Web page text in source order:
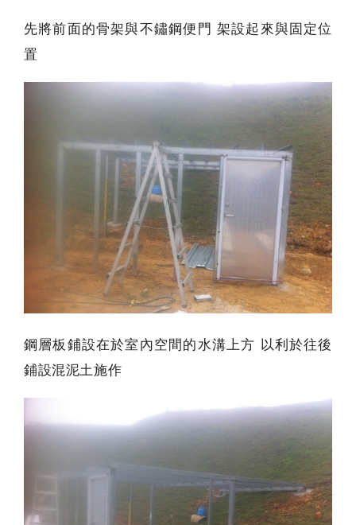
先將前面的骨架與不鏽鋼便門 架設起來與固定位
置
鋼層板鋪設在於室內空間的水溝上方 以利於往後
鋪設混泥土施作